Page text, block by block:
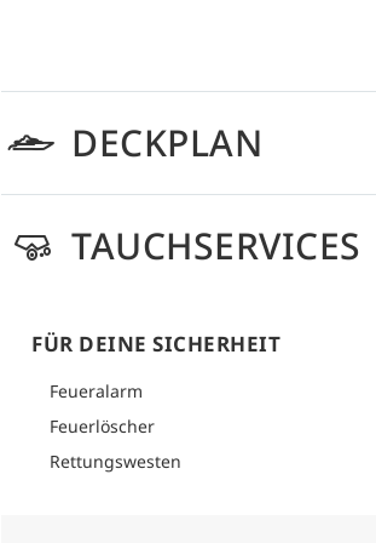
DECKPLAN
TAUCHSERVICES
FÜR DEINE SICHERHEIT
Feueralarm
Feuerlöscher
Rettungswesten